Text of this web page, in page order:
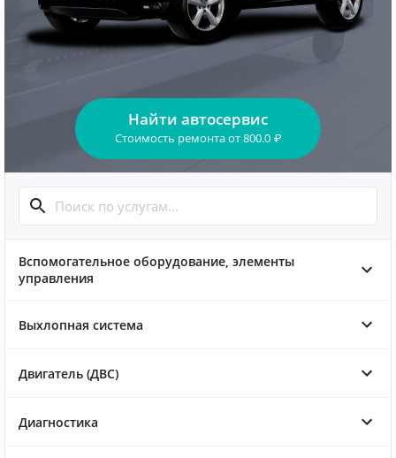
Найти автосервис
Стоимость ремонтаот800.0 ₽
Вспомогательное оборудование, элементы
управления
Выхлопная система
Двигатель (ДВС)
Диагностика